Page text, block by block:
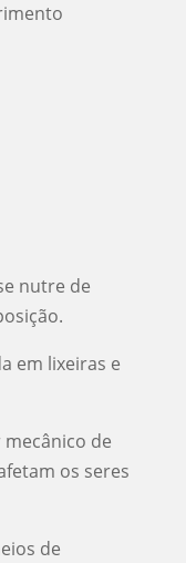
nutre de
em lixeiras e
de
os seres
de